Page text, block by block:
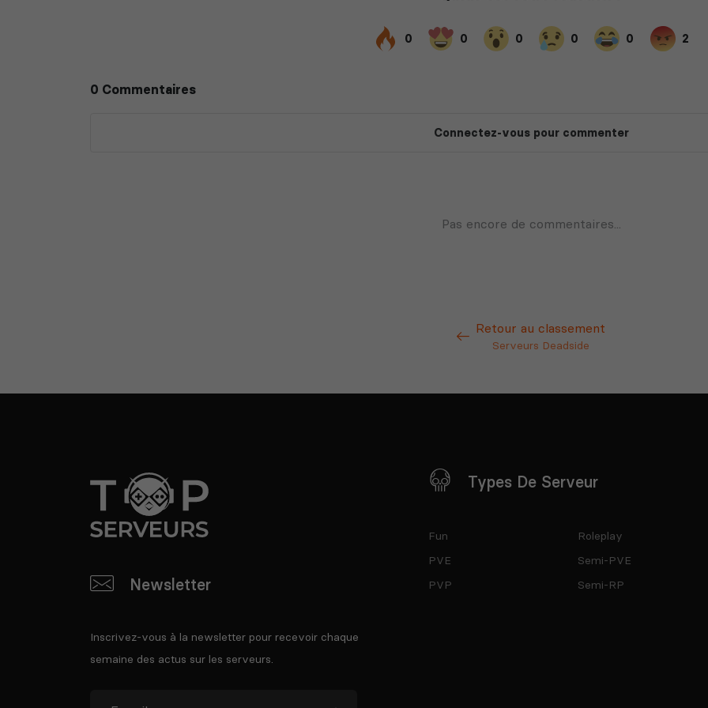
Retour au classement
Serveurs Deadside
Newsletter
Inscrivez-vous à la newsletter pour recevoir chaque
semaine des actus sur les serveurs.
Types De Serveur
Fun
PVE
PVP
Roleplay
Semi-PVE
Semi-RP